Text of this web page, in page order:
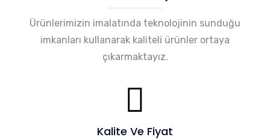
Ürünlerimizin imalatında teknolojinin sunduğu
imkanları kullanarak kaliteli ürünler ortaya
çıkarmaktayız.
Kalite Ve Fiyat